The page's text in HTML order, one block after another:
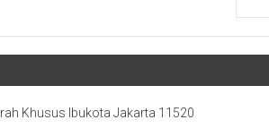
Khusus Ibukota Jakarta 11520